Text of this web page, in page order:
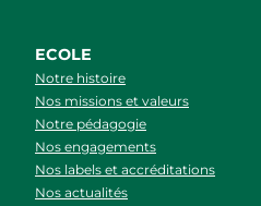
ECOLE
Notre histoire
Nos missions et valeurs
Notre pédagogie
Nos engagements
Nos labels et accréditations
Nos actualités